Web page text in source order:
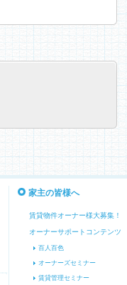
家主の皆様へ
賃貸物件オーナー様大募集！
オーナーサポートコンテンツ
百人百色
オーナーズセミナー
賃貸管理セミナー